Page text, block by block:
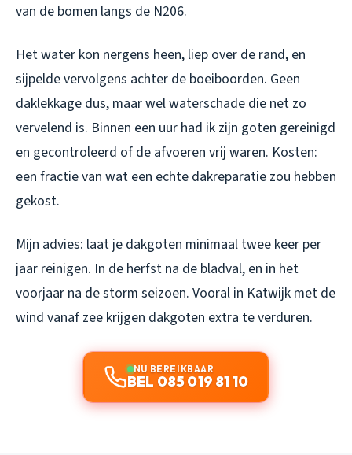
van de bomen langs de N206.
Het water kon nergens heen, liep over de rand, en
sijpelde vervolgens achter de boeiboorden. Geen
daklekkage dus, maar wel waterschade die net zo
vervelend is. Binnen een uur had ik zijn goten gereinigd
en gecontroleerd of de afvoeren vrij waren. Kosten:
een fractie van wat een echte dakreparatie zou hebben
gekost.
Mijn advies: laat je dakgoten minimaal twee keer per
jaar reinigen. In de herfst na de bladval, en in het
voorjaar na de storm seizoen. Vooral in Katwijk met de
wind vanaf zee krijgen dakgoten extra te verduren.
NU BEREIKBAAR
BEL 085 019 81 10